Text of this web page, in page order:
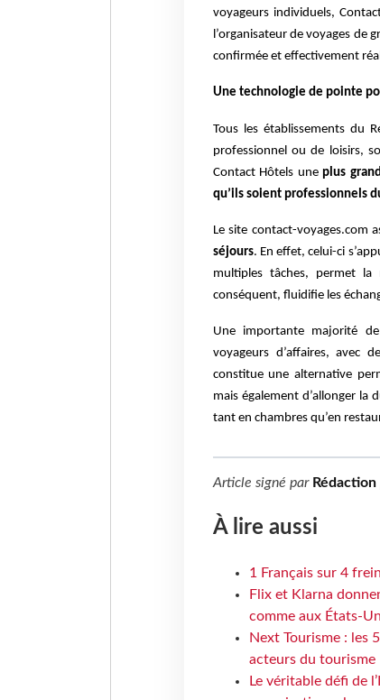
voyageurs individuels,
l’organisateur de voyages de
confirmée et effectivement
Une technologie de pointe
Tous les établissements du
professionnel ou de loisirs,
Contact Hôtels uneplus
qu’ils soient professionnels
Le site contact-voyages.com
séjours. En effet, celui-ci
multiples tâches, permet
conséquent, fluidifie les
Une importante majorité
voyageurs d’affaires, avec
constitue une alternative
mais également d’allonger la
tant en chambres qu’en
Article signé par Rédaction
À lire aussi
1 Français sur 4
Flix et Klarna
comme aux États-
Next Tourisme : les
acteurs du tourisme
Le véritable défi de